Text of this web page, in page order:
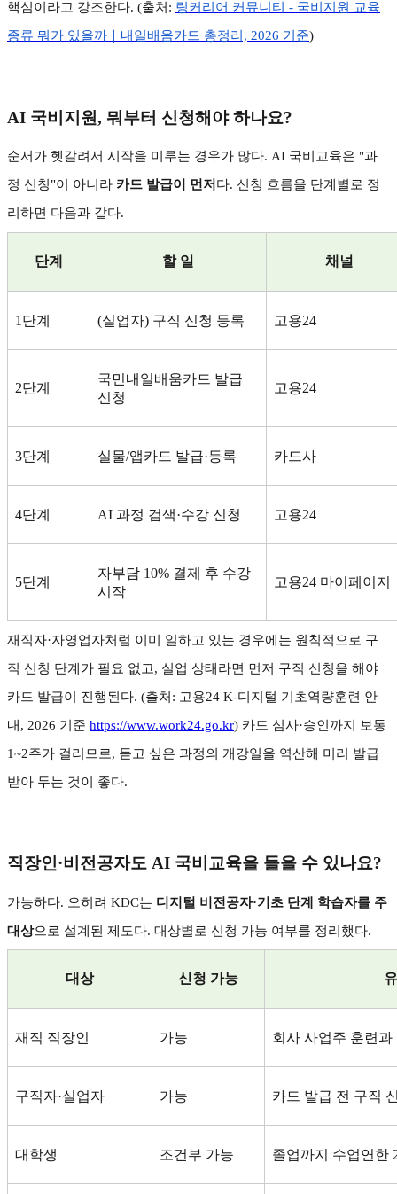
핵심이라고 강조한다. (출처 : 링커리어 커뮤니티 - 국비지원 교육
종류 뭐가 있을까｜내일배움카드 총정리, 2026 기준)
AI 국비지원, 뭐부터 신청해야 하나요?
순서가 헷갈려서 시작을 미루는 경우가 많다. AI 국비교육은 "과
정 신청"이 아니라 카드 발급이 먼저 다. 신청 흐름을 단계별로 정
리하면 다음과 같다.
단계 할 일 채널
1 단계 (실업자) 구직 신청 등록 고용24
2단계
국민내일배움카드 발급
신청
고용24
3단계 실물/앱카드 발급·등록 카드사
4단계 AI 과정 검색·수강 신청 고용24
5단계
자부담 10% 결제 후 수강
시작
고용24 마이페이지
재직자·자영업자처럼 이미 일하고 있는 경우에는 원칙적으로 구
직 신청 단계가 필요 없고, 실업 상태라면 먼저 구직 신청을 해야
카드 발급이 진행된다. (출처 : 고용24 K-디지털 기초역량훈련 안
내 , 2026 기준 https://www.work24.go.kr) 카드 심사·승인까지 보통
1~2주가 걸리므로, 듣고 싶은 과정의 개강일을 역산해 미리 발급
받아 두는 것이 좋다.
직장인·비전공자도 AI 국비교육을 들을 수 있나요?
가능하다. 오히려 KDC는 디지털 비전공자·기초 단계 학습자를 주
대상으로 설계된 제도다. 대상별로 신청 가능 여부를 정리했다.
대상 신청 가능
재직 직장인 가능 회사 사업주 훈련
구직자·실업자 가능 카드 발급 전 구직
대학생 조건부 가능 졸업까지 수업연한